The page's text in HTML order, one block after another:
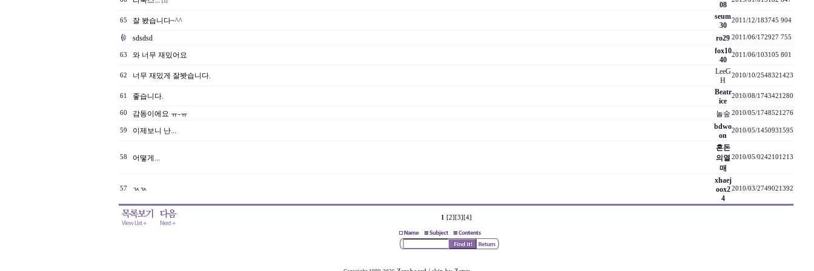
08
65 잘 봤습니다~^^
seum
30
2011/12/183745 904
sdsdsd ro29 2011/06/172927 755
63 와 너무 재밌어요
fox10
40
2011/06/103105 801
62 너무 재밌게 잘봣습니다.
LeeG
H
2010/10/2548321423
61 좋습니다.
Beatr
ice
2010/08/1743421280
60 감동이에요 ㅠ-ㅠ 놀숲 2010/05/1748521276
59 이제보니 난...
bdwo
on
2010/05/1450931595
58 어떻게...
혼돈
의열
매
2010/05/0242101213
57 ㄳㄳ
xhaej
oox2
4
2010/03/2749021392
1 [2] [3] [4]